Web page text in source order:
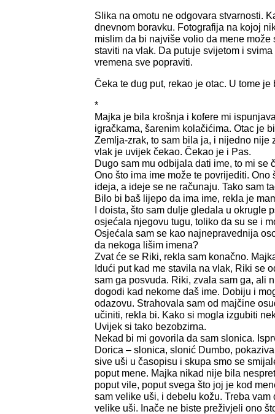
Slika na omotu ne odgovara stvarnosti.
dnevnom boravku. Fotografija na kojoj
mislim da bi najviše volio da mene može
staviti na vlak. Da putuje svijetom i
vremena sve popraviti.
Čeka te dug put, rekao je otac. U tome je
*
Majka je bila krošnja i kofere mi
igračkama, šarenim kolačićima. Otac je
Zemlja-zrak, to sam bila ja, i nijedno nije
vlak je uvijek čekao. Čekao je i Pas.
Dugo sam mu odbijala dati ime, to mi se
Ono što ima ime može te povrijediti. Ono
ideja, a ideje se ne računaju. Tako sam
Bilo bi baš lijepo da ima ime, rekla je
I doista, što sam dulje gledala u okrugle
osjećala njegovu tugu, toliko da su se i
Osjećala sam se kao najnepravednija
da nekoga lišim imena?
Zvat će se Riki, rekla sam konačno.
Idući put kad me stavila na vlak, Riki se
sam ga posvuda. Riki, zvala sam ga, ali
dogodi kad nekome daš ime. Dobiju i
odazovu. Strahovala sam od majčine
učiniti, rekla bi. Kako si mogla izgubiti
Uvijek si tako bezobzirna.
Nekad bi mi govorila da sam slonica.
Dorica – slonica, slonić Dumbo,
sive uši u časopisu i skupa smo se
poput mene. Majka nikad nije bila
poput vile, poput svega što joj je kod
sam velike uši, i debelu kožu. Treba
velike uši. Inače ne biste preživjeli ono